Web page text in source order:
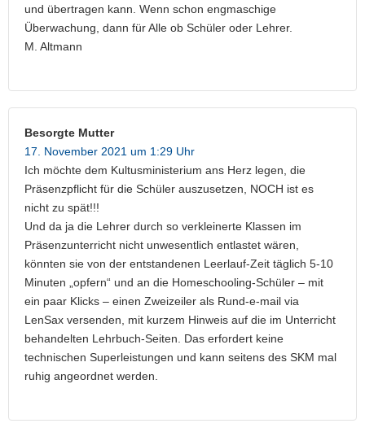
und übertragen kann. Wenn schon engmaschige
Überwachung, dann für Alle ob Schüler oder Lehrer.
M. Altmann
Besorgte Mutter
17. November 2021 um 1:29 Uhr
Ich möchte dem Kultusministerium ans Herz legen, die
Präsenzpflicht für die Schüler auszusetzen, NOCH ist es
nicht zu spät!!!
Und da ja die Lehrer durch so verkleinerte Klassen im
Präsenzunterricht nicht unwesentlich entlastet wären,
könnten sie von der entstandenen Leerlauf-Zeit täglich 5-10
Minuten „opfern“ und an die Homeschooling-Schüler – mit
ein paar Klicks – einen Zweizeiler als Rund-e-mail via
LenSax versenden, mit kurzem Hinweis auf die im Unterricht
behandelten Lehrbuch-Seiten. Das erfordert keine
technischen Superleistungen und kann seitens des SKM mal
ruhig angeordnet werden.